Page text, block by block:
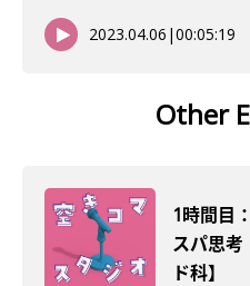
2023.04.06 |00:05:19
Other
1時間目
スパ思考
ド科】